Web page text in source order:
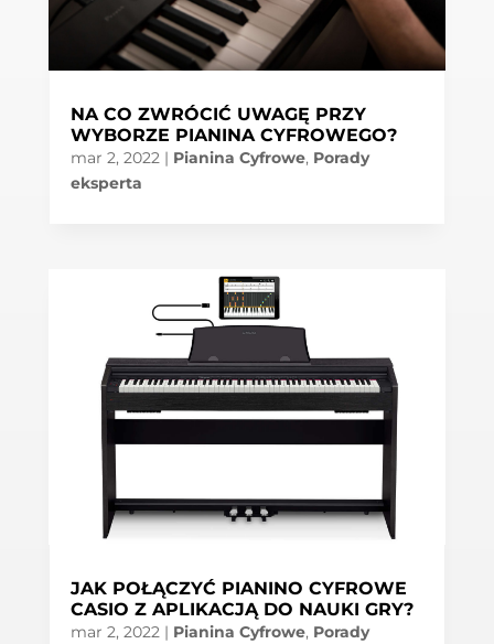
NA CO ZWRÓCIĆ UWAGĘ PRZY
WYBORZE PIANINA CYFROWEGO?
mar 2, 2022| Pianina Cyfrowe, Porady
eksperta
JAK POŁĄCZYĆ PIANINO CYFROWE
CASIO Z APLIKACJĄ DO NAUKI GRY?
mar 2, 2022| Pianina Cyfrowe, Porady